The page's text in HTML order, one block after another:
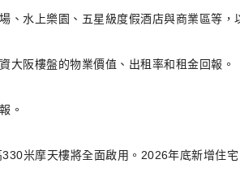
、水上樂園、五星級度假酒店與商業區等
大阪樓盤的物業價值、出租率和租金回報。
。
米摩天樓將全面啟用。2026年底新增住